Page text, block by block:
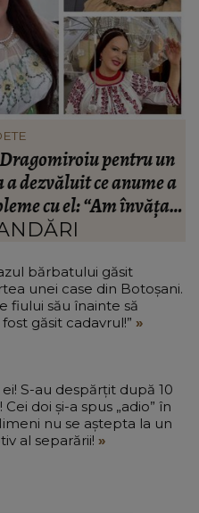
pentru un
dezvăluit ce anume a
cu el: “Am învățat
bărbatului găsit
unei case din Botoșani.
fiului său înainte să
fost găsit cadavrul!”
doi și-a spus „adio” în
nu se aștepta la un
al separării!